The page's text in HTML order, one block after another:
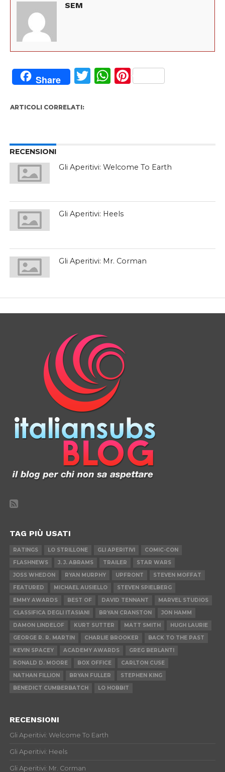
SEM
Share Twitter
WhatsApp
Pinterest
ARTICOLI CORRELATI:
RECENSIONI
Gli Aperitivi: Welcome To Earth
Gli Aperitivi: Heels
Gli Aperitivi: Mr. Corman
TAG PIÙ USATI
RATINGS LO STRILLONE GLI APERITIVI
COMIC-CON
FLASHNEWS
J. J. ABRAMS TRAILER
STAR WARS
JOSS WHEDON
RYAN MURPHY UPFRONT
STEVEN MOFFAT
FEATURED
MICHAEL AUSIELLO
STEVEN SPIELBERG
EMMY AWARDS
BEST OF DAVID TENNANT
MARVEL STUDIOS
CLASSIFICA DEGLI ITASIANI
BRYAN CRANSTON
JON HAMM
DAMON LINDELOF
KURT SUTTER MATT SMITH
HUGH LAURIE
GEORGE R. R. MARTIN
CHARLIE BROOKER
BACK TO THE PAST
KEVIN SPACEY
ACADEMY AWARDS
GREG BERLANTI
RONALD D. MOORE
BOX OFFICE
CARLTON CUSE
NATHAN FILLION
BRYAN FULLER
STEPHEN KING
BENEDICT CUMBERBATCH
LO HOBBIT
RECENSIONI
Gli Aperitivi: Welcome To Earth
Gli Aperitivi: Heels
Gli Aperitivi: Mr. Corman